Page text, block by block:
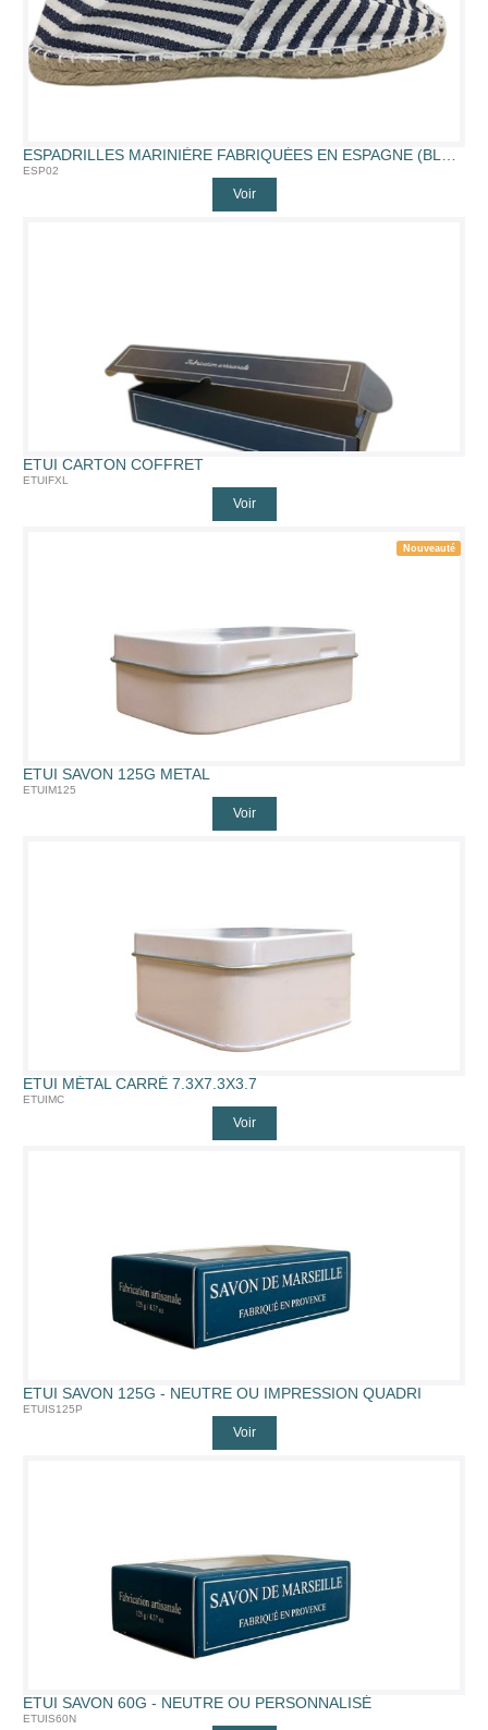
ESPADRILLES MARINIÈRE FABRIQUÉES EN ESPAGNE (BLMMAR)
ESP02
Voir
ETUI CARTON COFFRET
ETUIFXL
Voir
Nouveauté
ETUI SAVON 125G METAL
ETUIM125
Voir
ETUI MÉTAL CARRÉ 7.3X7.3X3.7
ETUIMC
Voir
ETUI SAVON 125G - NEUTRE OU IMPRESSION QUADRI
ETUIS125P
Voir
ETUI SAVON 60G - NEUTRE OU PERSONNALISÉ
ETUIS60N